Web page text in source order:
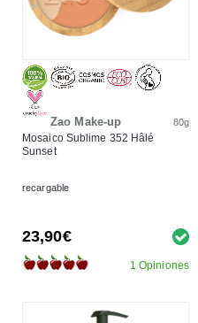
Zao Make-up 80g
Mosaico Sublime 352 Hâlé
Sunset
recargable
23,90€
1 Opiniones